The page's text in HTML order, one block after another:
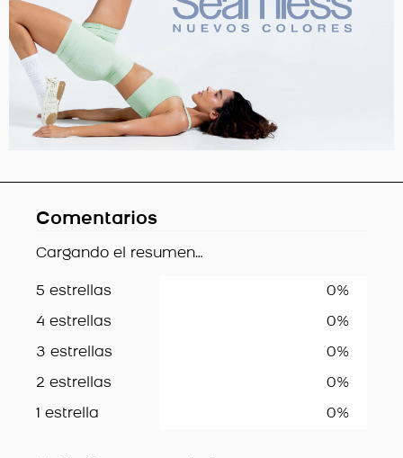
Comentarios
Cargando el resumen…
5 estrellas 0%
4 estrellas 0%
3 estrellas 0%
2 estrellas 0%
1 estrella 0%